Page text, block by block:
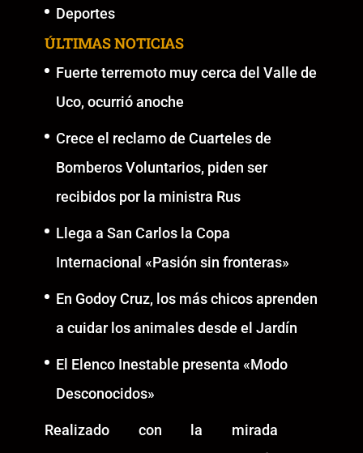
Deportes
ÚLTIMAS NOTICIAS
Fuerte terremoto muy cerca del Valle de
Uco, ocurrió anoche
Crece el reclamo de Cuarteles de
Bomberos Voluntarios, piden ser
recibidos por la ministra Rus
Llega a San Carlos la Copa
Internacional «Pasión sin fronteras»
En Godoy Cruz, los más chicos aprenden
a cuidar los animales desde el Jardín
El Elenco Inestable presenta «Modo
Desconocidos»
Realizado con la mirada